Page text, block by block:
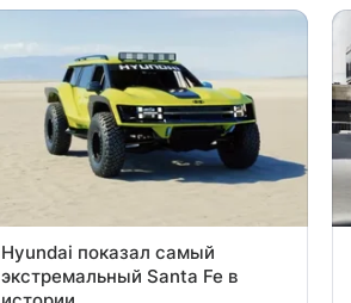
Hyundai показал самый
экстремальный Santa Fe в